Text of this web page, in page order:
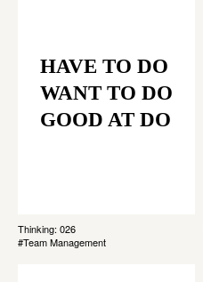
HAVE TO DO
WANT TO DO
GOOD AT DO
Thinking: 026
#Team Management